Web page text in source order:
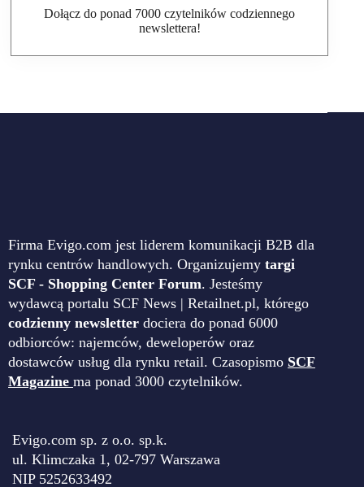
Dołącz do ponad 7000 czytelników codziennego
newslettera!
Firma Evigo.com jest liderem komunikacji B2B dla
rynku centrów handlowych. Organizujemy targi
SCF - Shopping Center Forum. Jesteśmy
wydawcą portalu SCF News | Retailnet.pl, którego
codzienny newsletter dociera do ponad 6000
odbiorców: najemców, deweloperów oraz
dostawców usług dla rynku retail. Czasopismo SCF
Magazine ma ponad 3000 czytelników.
Evigo.com sp. z o.o. sp.k.
ul. Klimczaka 1, 02-797 Warszawa
NIP 5252633492